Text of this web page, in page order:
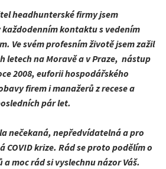
headhunterské firmy jsem
každodenním kontaktu s vedením
Ve svém profesním životě jsem zažil
letech na Moravě a v Praze, nástup
2008, euforii hospodářského
firem i manažerů z recese a
pár let.
nečekaná, nepředvídatelná a pro
krize. Rád se proto podělím o
moc rád si vyslechnu názor Váš.